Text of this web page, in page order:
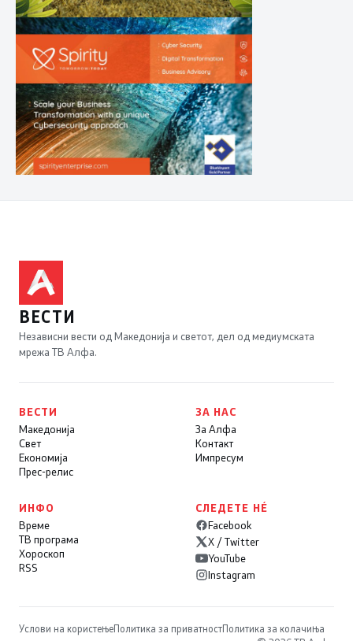
ВЕСТИ
Независни вести од Македонија и светот, дел од медиумската
мрежа ТВ Алфа.
ВЕСТИ
Македонија
Свет
Економија
Прес-релис
ЗА НАС
За Алфа
Контакт
Импресум
ИНФО
Време
ТВ програма
Хороскоп
RSS
СЛЕДЕТЕ НÉ
Facebook
X / Twitter
YouTube
Instagram
Услови на користењеПолитика за приватностПолитика за колачиња